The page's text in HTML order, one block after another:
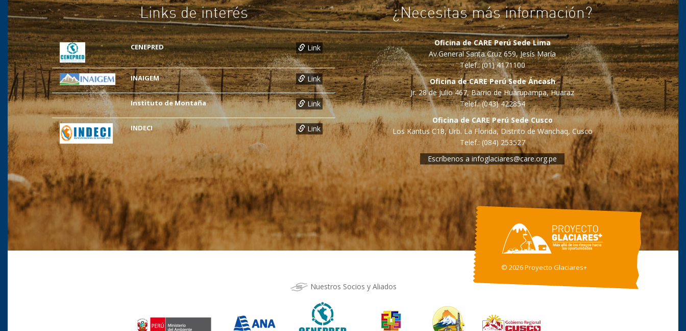
Links de interés
CENEPRED Link
INAIGEM Link
Instituto de Montaña Link
INDECI Link
¿Necesitas más información?
Oficina de CARE Perú Sede Lima
Av.General Santa Cruz 659, Jesís María
Telef.: (01) 4171100
Oficina de CARE Perú Sede Áncash
Jr. 28 de Julio 467, Barrio de Huarupampa, Huaraz
Telef.: (043) 422854
Oficina de CARE Perú Sede Cusco
Los Kantus C18, Urb. La Florida, Distrito de Wanchaq, Cusco
Telef.: (084) 253527
Escríbenos a infoglaciares@care.org.pe
© 2026 Proyecto Glaciares+
Nuestros Socios y Aliados